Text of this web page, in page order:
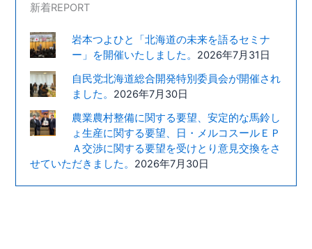
新着REPORT
岩本つよひと「北海道の未来を語るセミナ
ー」を開催いたしました。 2026年7月31日
自民党北海道総合開発特別委員会が開催され
ました。 2026年7月30日
農業農村整備に関する要望、安定的な馬鈴し
ょ生産に関する要望、日・メルコスールＥＰ
Ａ交渉に関する要望を受けとり意見交換をさ
せていただきました。 2026年7月30日